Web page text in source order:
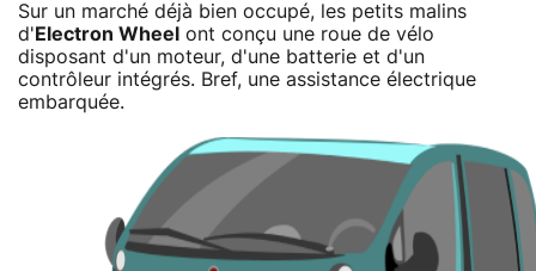
Sur un marché déjà bien occupé, les petits malins
d' Electron Wheel
ont conçu une roue de vélo
disposant d'un moteur, d'une batterie et d'un
contrôleur intégrés. Bref, une assistance électrique
embarquée.